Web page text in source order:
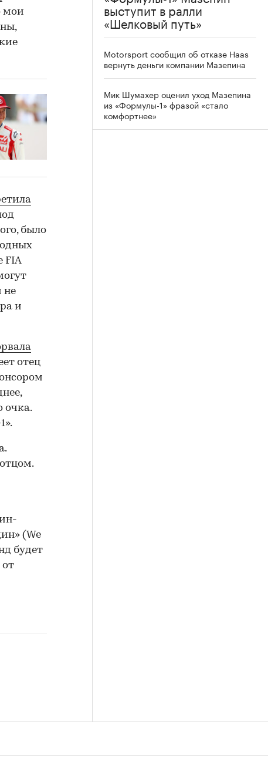
мои
было
FIA
не
и
отец
очка.
(We
будет
выступит в ралли
«Шелковый путь»
Motorsport сообщил об отказе Haas
вернуть деньги компании Мазепина
Мик Шумахер оценил уход Мазепина
из «Формулы-1» фразой «стало
комфортнее»